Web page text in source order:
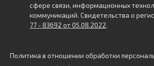
сфере связи, информационных
коммуникаций. Свидетельства о
77 - 83692 от 05.08.2022.
Политика в отношении обработки